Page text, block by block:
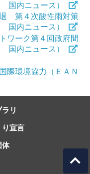
国内ニュース）
第４次酸性雨対策
国内ニュース）
ワーク第４回政府間
国内ニュース）
際環境協力（ＥＡＮ
リ
り宣言
体